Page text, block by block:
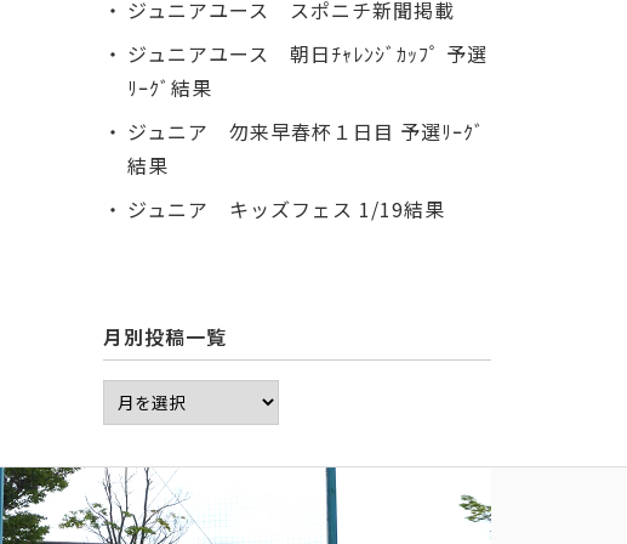
ジュニアユース スポニチ新聞掲載
ジュニアユース 朝日ﾁｬﾚﾝｼﾞｶｯﾌﾟ 予選
ﾘｰｸﾞ結果
ジュニア 勿来早春杯１日目 予選ﾘｰｸﾞ
結果
ジュニア キッズフェス 1/19結果
月別投稿一覧